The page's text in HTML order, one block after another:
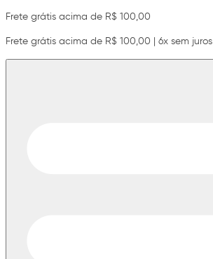
Frete grátis acima de R$ 100,00
Frete grátis acima de R$ 100,00 | 6x sem juros